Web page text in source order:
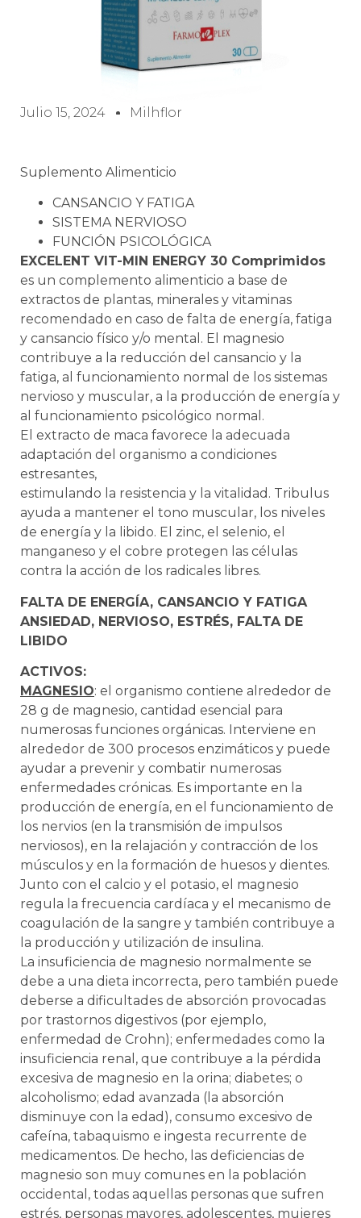
Julio 15, 2024 Milhflor
Suplemento Alimenticio
CANSANCIO Y FATIGA
SISTEMA NERVIOSO
FUNCIÓN PSICOLÓGICA
EXCELENT VIT-MIN ENERGY 30 Comprimidos
es un complemento alimenticio a base de
extractos de plantas, minerales y vitaminas
recomendado en caso de falta de energía, fatiga
y cansancio físico y/o mental. El magnesio
contribuye a la reducción del cansancio y la
fatiga, al funcionamiento normal de los sistemas
nervioso y muscular, a la producción de energía y
al funcionamiento psicológico normal.
El extracto de maca favorece la adecuada
adaptación del organismo a condiciones
estresantes,
estimulando la resistencia y la vitalidad. Tribulus
ayuda a mantener el tono muscular, los niveles
de energía y la libido. El zinc, el selenio, el
manganeso y el cobre protegen las células
contra la acción de los radicales libres.
FALTA DE ENERGÍA, CANSANCIO Y FATIGA
ANSIEDAD, NERVIOSO, ESTRÉS, FALTA DE
LIBIDO
ACTIVOS:
MAGNESIO: el organismo contiene alrededor de
28 g de magnesio, cantidad esencial para
numerosas funciones orgánicas. Interviene en
alrededor de 300 procesos enzimáticos y puede
ayudar a prevenir y combatir numerosas
enfermedades crónicas. Es importante en la
producción de energía, en el funcionamiento de
los nervios (en la transmisión de impulsos
nerviosos), en la relajación y contracción de los
músculos y en la formación de huesos y dientes.
Junto con el calcio y el potasio, el magnesio
regula la frecuencia cardíaca y el mecanismo de
coagulación de la sangre y también contribuye a
la producción y utilización de insulina.
La insuficiencia de magnesio normalmente se
debe a una dieta incorrecta, pero también puede
deberse a dificultades de absorción provocadas
por trastornos digestivos (por ejemplo,
enfermedad de Crohn); enfermedades como la
insuficiencia renal, que contribuye a la pérdida
excesiva de magnesio en la orina; diabetes; o
alcoholismo; edad avanzada (la absorción
disminuye con la edad), consumo excesivo de
cafeína, tabaquismo e ingesta recurrente de
medicamentos. De hecho, las deficiencias de
magnesio son muy comunes en la población
occidental, todas aquellas personas que sufren
estrés, personas mayores, adolescentes, mujeres